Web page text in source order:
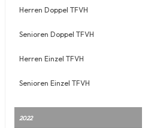
Herren Doppel TFVH
Senioren Doppel TFVH
Herren Einzel TFVH
Senioren Einzel TFVH
2022